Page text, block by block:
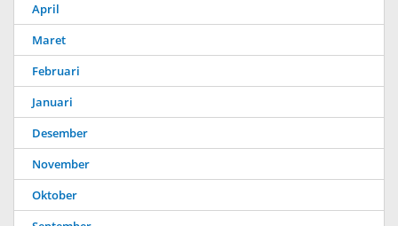
April
Maret
Februari
Januari
Desember
November
Oktober